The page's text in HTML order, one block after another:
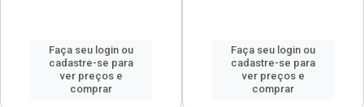
Faça seu login ou
cadastre-se para
ver preços e
comprar
Faça seu login ou
cadastre-se para
ver preços e
comprar